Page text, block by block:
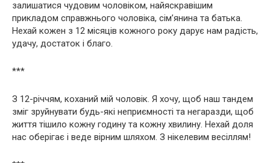
залишатися чудовим чоловіком, найяскравішим
прикладом справжнього чоловіка, сім’янина та батька.
Нехай кожен з 12 місяців кожного року дарує нам радість,
удачу, достаток і благо.
***
З 12-річчям, коханий мій чоловік. Я хочу, щоб наш тандем
зміг зруйнувати будь-які неприємності та негаразди, щоб
життя тішило кожну годину та кожну хвилину. Нехай доля
нас оберігає і веде вірним шляхом. З нікелевим весіллям!